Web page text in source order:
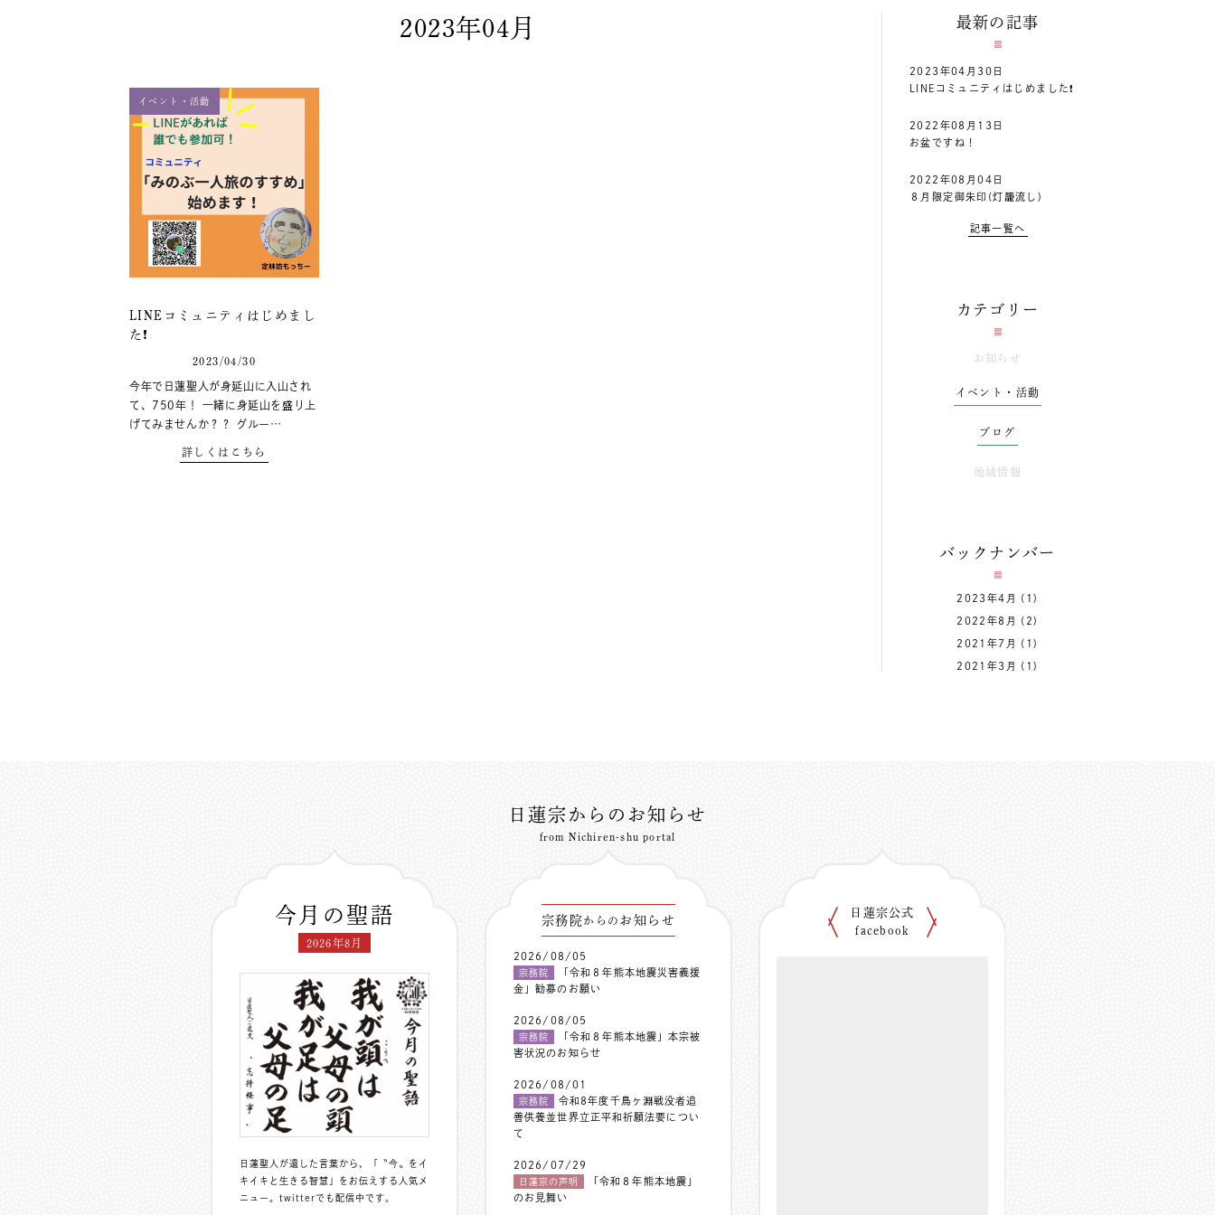
2023年04月
イベント・活動
LINEコミュニティはじめまし
た❗
2023/04/30
今年で日蓮聖人が身延山に入山され
て、750年！ 一緒に身延山を盛り上
げてみませんか？？ グルー…
詳しくはこちら
最新の記事
2023年04月30日
LINEコミュニティはじめました❗
2022年08月13日
お盆ですね！
2022年08月04日
８月限定御朱印(灯籠流し)
記事一覧へ
カテゴリー
お知らせ
イベント・活動
ブログ
地域情報
バックナンバー
2023年4月 (1)
2022年8月 (2)
2021年7月 (1)
2021年3月 (1)
日蓮宗からのお知らせ
from Nichiren-shu portal
今月の聖語
2026年8月
日蓮聖人が遺した言葉から、「〝今〟をイ
キイキと生きる智慧」をお伝えする人気メ
ニュー。 twitterでも配信中 です。
宗務院からの お知らせ
2026/08/05
宗務院
「令和８年熊本地震災害義援
金」勧募のお願い
2026/08/05
宗務院
「令和８年熊本地震」本宗被
害状況のお知らせ
2026/08/01
宗務院
令和8年度千鳥ヶ淵戦没者追
善供養並世界立正平和祈願法要につい
て
2026/07/29
日蓮宗の声明
「令和８年熊本地震」
のお見舞い
日蓮宗公式
facebook